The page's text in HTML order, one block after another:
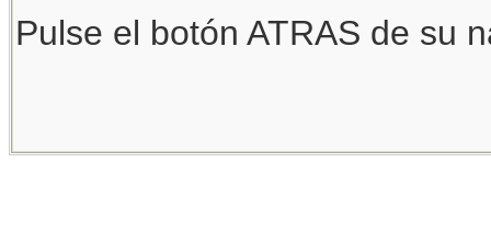
Pulse el botón ATRAS de su